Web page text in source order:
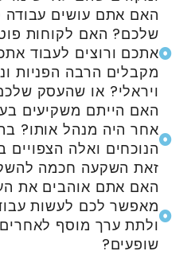
האם אתם עושים עבודה
שלכם? האם לקוחות
אתכם ורוצים לעבוד
מקבלים הרבה הפניות
ויראלי? או שהעסק
האם הייתם משקיעים
אחר היה מנהל אותו?
הנוכחים ואלה
זאת השקעה חכמה
האם אתם אוהבים את
מאפשר לכם לעשות
ולתת ערך מוסף
שופעים?